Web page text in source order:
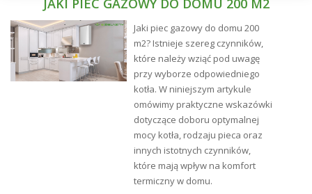
Jaki piec gazowy do domu 200
m2? Istnieje szereg czynników,
które należy wziąć pod uwagę
przy wyborze odpowiedniego
kotła. W niniejszym artykule
omówimy praktyczne wskazówki
dotyczące doboru optymalnej
mocy kotła, rodzaju pieca oraz
innych istotnych czynników,
które mają wpływ na komfort
termiczny w domu.